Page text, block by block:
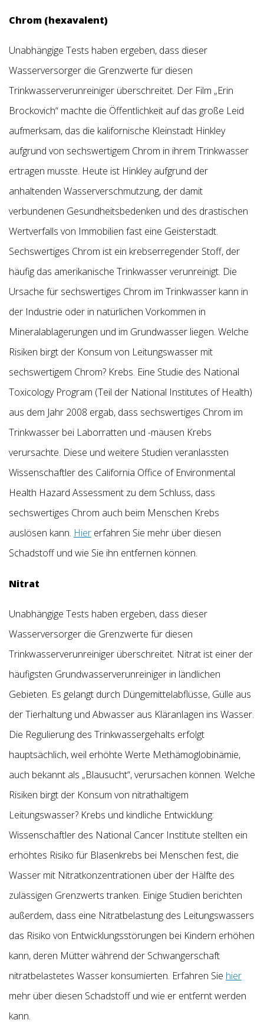
Chrom (hexavalent)
Unabhängige Tests haben ergeben, dass dieser
Wasserversorger die Grenzwerte für diesen
Trinkwasserverunreiniger überschreitet. Der Film „Erin
Brockovich“ machte die Öffentlichkeit auf das große Leid
aufmerksam, das die kalifornische Kleinstadt Hinkley
aufgrund von sechswertigem Chrom in ihrem Trinkwasser
ertragen musste. Heute ist Hinkley aufgrund der
anhaltenden Wasserverschmutzung, der damit
verbundenen Gesundheitsbedenken und des drastischen
Wertverfalls von Immobilien fast eine Geisterstadt.
Sechswertiges Chrom ist ein krebserregender Stoff, der
häufig das amerikanische Trinkwasser verunreinigt. Die
Ursache für sechswertiges Chrom im Trinkwasser kann in
der Industrie oder in natürlichen Vorkommen in
Mineralablagerungen und im Grundwasser liegen. Welche
Risiken birgt der Konsum von Leitungswasser mit
sechswertigem Chrom? Krebs. Eine Studie des National
Toxicology Program (Teil der National Institutes of Health)
aus dem Jahr 2008 ergab, dass sechswertiges Chrom im
Trinkwasser bei Laborratten und -mäusen Krebs
verursachte. Diese und weitere Studien veranlassten
Wissenschaftler des California Office of Environmental
Health Hazard Assessment zu dem Schluss, dass
sechswertiges Chrom auch beim Menschen Krebs
auslösen kann. Hier erfahren Sie mehr über diesen
Schadstoff und wie Sie ihn entfernen können.
Nitrat
Unabhängige Tests haben ergeben, dass dieser
Wasserversorger die Grenzwerte für diesen
Trinkwasserverunreiniger überschreitet. Nitrat ist einer der
häufigsten Grundwasserverunreiniger in ländlichen
Gebieten. Es gelangt durch Düngemittelabflüsse, Gülle aus
der Tierhaltung und Abwasser aus Kläranlagen ins Wasser.
Die Regulierung des Trinkwassergehalts erfolgt
hauptsächlich, weil erhöhte Werte Methämoglobinämie,
auch bekannt als „Blausucht“, verursachen können. Welche
Risiken birgt der Konsum von nitrathaltigem
Leitungswasser? Krebs und kindliche Entwicklung:
Wissenschaftler des National Cancer Institute stellten ein
erhöhtes Risiko für Blasenkrebs bei Menschen fest, die
Wasser mit Nitratkonzentrationen über der Hälfte des
zulässigen Grenzwerts tranken. Einige Studien berichten
außerdem, dass eine Nitratbelastung des Leitungswassers
das Risiko von Entwicklungsstörungen bei Kindern erhöhen
kann, deren Mütter während der Schwangerschaft
nitratbelastetes Wasser konsumierten. Erfahren Sie hier
mehr über diesen Schadstoff und wie er entfernt werden
kann.